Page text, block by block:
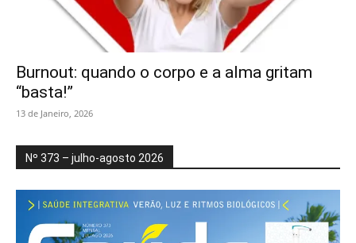
Burnout: quando o corpo e a alma gritam
“basta!”
13 de Janeiro, 2026
Nº 373 – julho-agosto 2026